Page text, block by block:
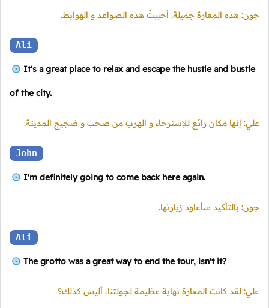
جون: هذه المغارة جميلة. أحببتُ هذه الصواعد و الهوابط.
Ali
It's a great place to relax and escape the hustle and bustle
of the city.
علي: إنها مكان رائع للإسترخاء و الهرب من صخب و ضجيج المدينة.
John
I'm definitely going to come back here again.
جون: بالتأكيد سأعاود زيارتها.
Ali
The grotto was a great way to end the tour, isn't it?
علي: لقد كانت المغارة نهاية عظيمة لجولتنا، أليس كذلك؟